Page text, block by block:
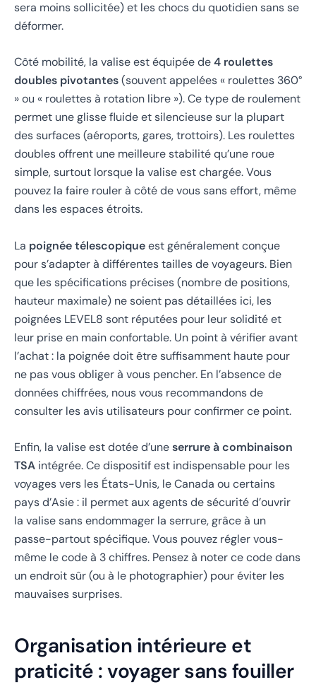
sera moins sollicitée) et les chocs du quotidien sans se
déformer.
Côté mobilité, la valise est équipée de4 roulettes
doubles pivotantes(souvent appelées « roulettes 360°
» ou « roulettes à rotation libre »). Ce type de roulement
permet une glisse fluide et silencieuse sur la plupart
des surfaces (aéroports, gares, trottoirs). Les roulettes
doubles offrent une meilleure stabilité qu’une roue
simple, surtout lorsque la valise est chargée. Vous
pouvez la faire rouler à côté de vous sans effort, même
dans les espaces étroits.
La poignée télescopiqueest généralement conçue
pour s’adapter à différentes tailles de voyageurs. Bien
que les spécifications précises (nombre de positions,
hauteur maximale) ne soient pas détaillées ici, les
poignées LEVEL8 sont réputées pour leur solidité et
leur prise en main confortable. Un point à vérifier avant
l’achat : la poignée doit être suffisamment haute pour
ne pas vous obliger à vous pencher. En l’absence de
données chiffrées, nous vous recommandons de
consulter les avis utilisateurs pour confirmer ce point.
Enfin, la valise est dotée d’uneserrure à combinaison
TSA intégrée. Ce dispositif est indispensable pour les
voyages vers les États-Unis, le Canada ou certains
pays d’Asie : il permet aux agents de sécurité d’ouvrir
la valise sans endommager la serrure, grâce à un
passe-partout spécifique. Vous pouvez régler vous-
même le code à 3 chiffres. Pensez à noter ce code dans
un endroit sûr (ou à le photographier) pour éviter les
mauvaises surprises.
Organisation intérieure et
praticité : voyager sans fouiller